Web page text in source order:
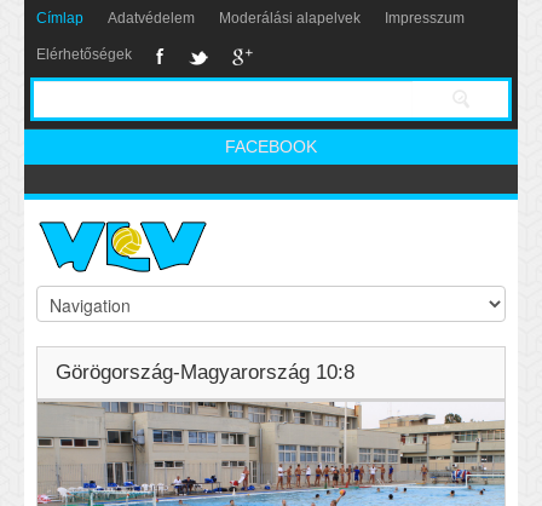
Címlap Adatvédelem Moderálási alapelvek Impresszum
Elérhetőségek
FACEBOOK
Görögország-Magyarország 10:8